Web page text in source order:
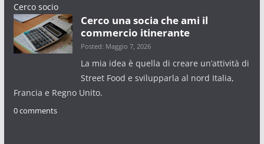
Cerco socio
Cerco una socia che ami il
commercio itinerante
Posted: Maggio 7, 2026
La mia idea è quella di creare un’attività di
Street Food e svilupparla al nord Italia,
Francia e Regno Unito.
0 comments